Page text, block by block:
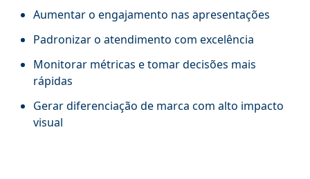
Aumentar o engajamento nas apresentações
Padronizar o atendimento com excelência
Monitorar métricas e tomar decisões mais
rápidas
Gerar diferenciação de marca com alto impacto
visual